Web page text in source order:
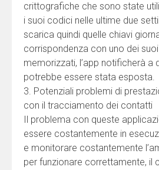
crittografiche che sono state
i suoi codici nelle ultime due
scarica quindi quelle chiavi
corrispondenza con uno dei
memorizzati, l’app notificherà a
potrebbe essere stata esposta.
3. Potenziali problemi di
con il tracciamento dei contatti
Il problema con queste
essere costantemente in
e monitorare costantemente
per funzionare correttamente, il